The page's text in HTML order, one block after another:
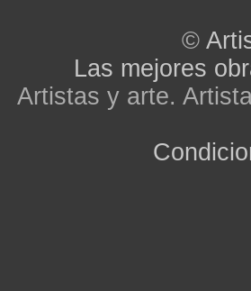
©
Las mejores
Artistas y arte.